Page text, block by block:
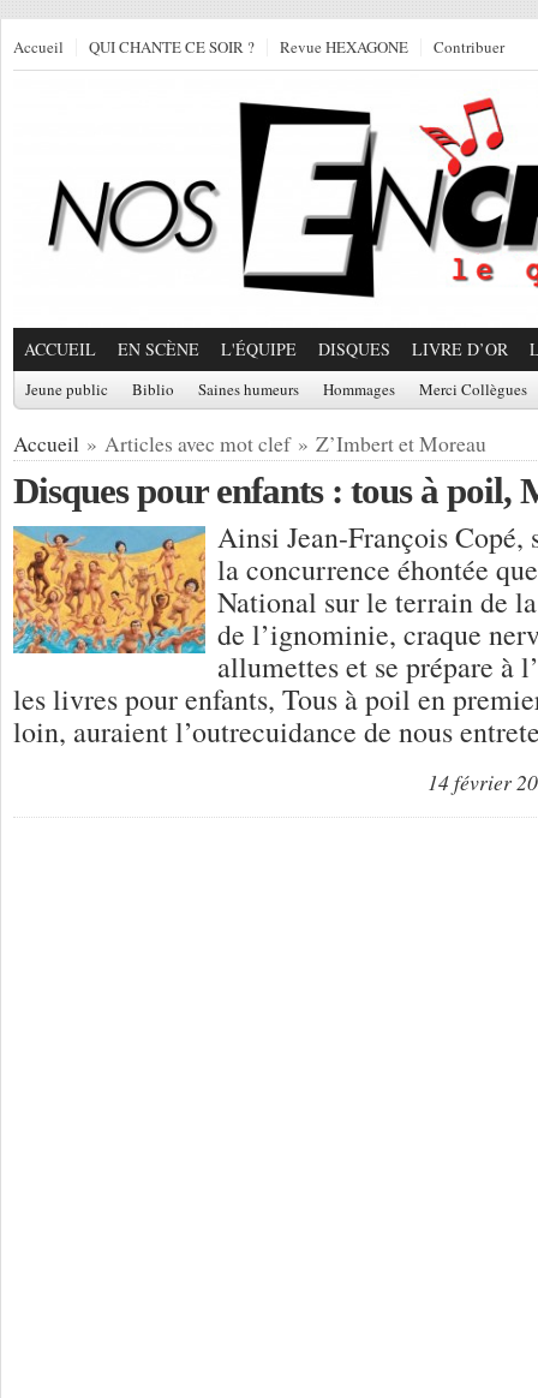
Accueil QUI CHANTE CE SOIR ? Revue HEXAGONE Contribuer
ACCUEIL EN SCÈNE L'ÉQUIPE DISQUES LIVRE D’OR
Jeune public Biblio Saines humeurs Hommages Merci Collègues
Accueil » Articles avec mot clef » Z’Imbert et Moreau
Disques pour enfants : tous à poil,
Ainsi Jean-François Copé,
la concurrence éhontée
National sur le terrain de
de l’ignominie, craque
allumettes et se prépare à
les livres pour enfants, Tous à poil en
loin, auraient l’outrecuidance de nous
14 février